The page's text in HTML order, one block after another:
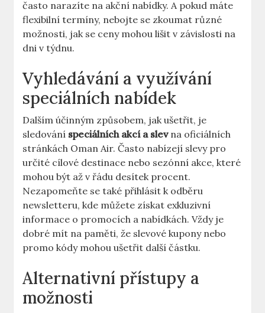
často narazíte na akční nabídky. A pokud máte
flexibilní termíny, nebojte se zkoumat různé
možnosti, jak se ceny mohou lišit v závislosti na
dni v týdnu.
Vyhledávání a využívání
speciálních nabídek
Dalším účinným způsobem, jak ušetřit, je
sledování speciálních akcí a slevna oficiálních
stránkách Oman Air. Často nabízejí slevy pro
určité cílové destinace nebo sezónní akce, které
mohou být až v řádu desítek procent.
Nezapomeňte se také přihlásit k odběru
newsletteru, kde můžete získat exkluzivní
informace o promocích a nabídkách. Vždy je
dobré mít na paměti, že slevové kupony nebo
promo kódy mohou ušetřit další částku.
Alternativní přístupy a
možnosti